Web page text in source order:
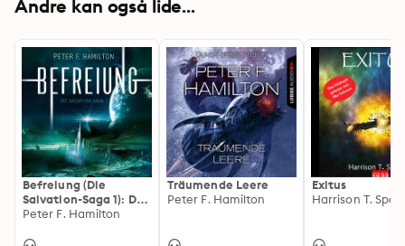
Andre kan også lide...
Befreiung (Die
Salvation-Saga 1): Die
Salvation-Saga 1
Peter F. Hamilton
Träumende Leere
Peter F. Hamilton
Exitus
Harrison T.